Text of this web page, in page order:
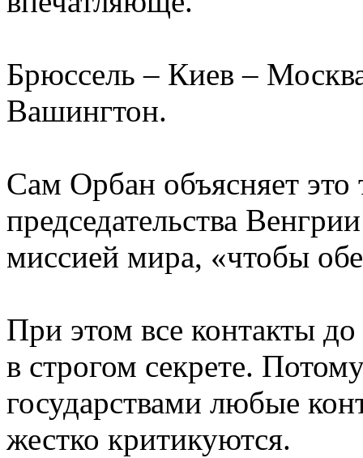
Брюссель – Киев –
Вашингтон.
Сам Орбан объясняет это
председательства
миссией мира, «чтобы
При этом все контакты
в строгом секрете.
государствами любые
жестко критикуются.